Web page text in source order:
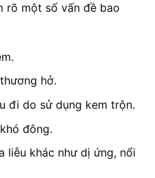
rõ một số vấn đề bao
hở.
đi do sử dụng kem trộn.
đông.
liễu khác như dị ứng, nổi